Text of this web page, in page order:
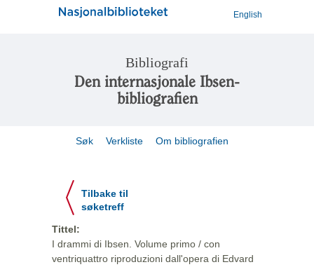
English
Bibliografi
Den internasjonale Ibsen-
bibliografien
Søk Verkliste Om bibliografien
Tilbake til
søketreff
Tittel:
I drammi di Ibsen. Volume primo / con
ventriquattro riproduzioni dall'opera di Edvard